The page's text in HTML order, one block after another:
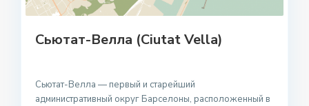
Сьютат-Велла (Ciutat Vella)
Сьютат-Велла — первый и старейший
административный округ Барселоны, расположенный в